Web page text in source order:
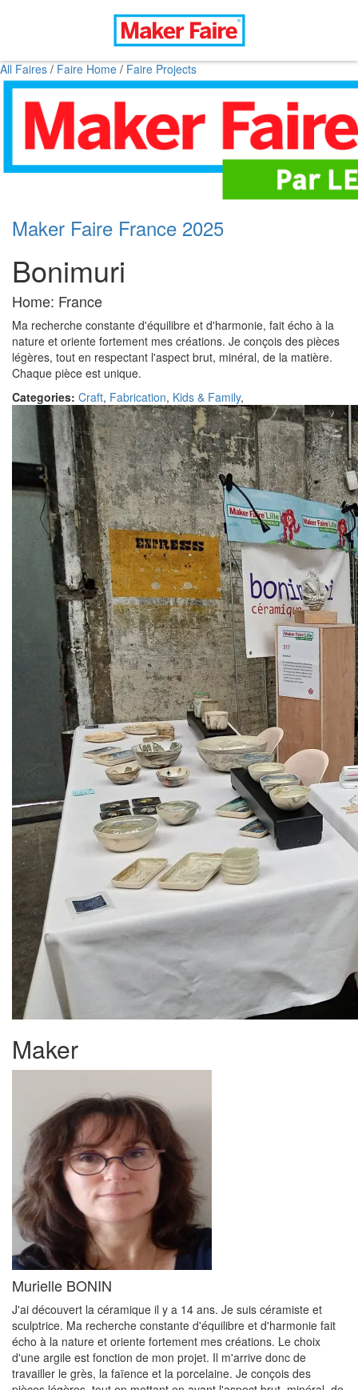
All Faires / Faire Home / Faire Projects
Maker Faire France 2025
Bonimuri
Home: France
Ma recherche constante d'équilibre et d'harmonie, fait écho à la
nature et oriente fortement mes créations. Je conçois des pièces
légères, tout en respectant l'aspect brut, minéral, de la matière.
Chaque pièce est unique.
Categories: Craft, Fabrication, Kids & Family,
Maker
Murielle BONIN
J'ai découvert la céramique il y a 14 ans. Je suis céramiste et
sculptrice. Ma recherche constante d'équilibre et d'harmonie fait
écho à la nature et oriente fortement mes créations. Le choix
d'une argile est fonction de mon projet. Il m'arrive donc de
travailler le grès, la faïence et la porcelaine. Je conçois des